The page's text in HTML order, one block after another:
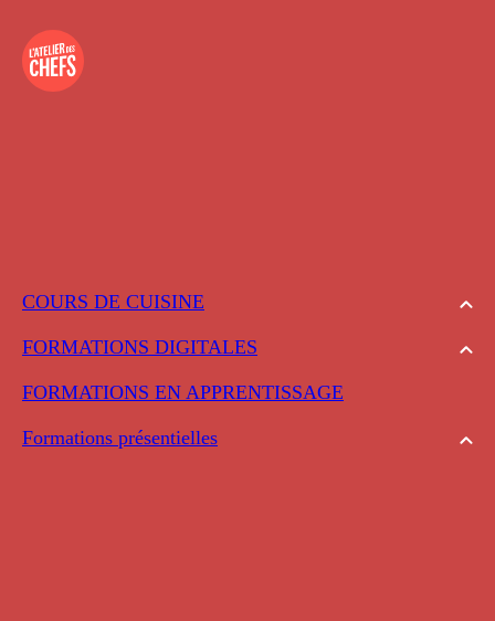
COURS DE CUISINE
FORMATIONS DIGITALES
FORMATIONS EN APPRENTISSAGE
Formations présentielles